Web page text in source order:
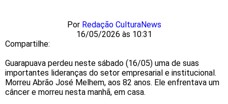
Por Redação CulturaNews
16/05/2026 às 10:31
Compartilhe:
Guarapuava perdeu neste sábado (16/05) uma de suas
importantes lideranças do setor empresarial e institucional.
Morreu Abrão José Melhem, aos 82 anos. Ele enfrentava um
câncer e morreu nesta manhã, em casa.